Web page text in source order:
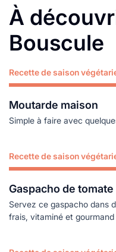
À
Bouscule
Recette de saison
Moutarde maison
Simple à faire avec
Lire plus
Recette de saison
Gaspacho de
Servez ce gaspacho dans
frais, vitaminé et gourmand
Lire plus